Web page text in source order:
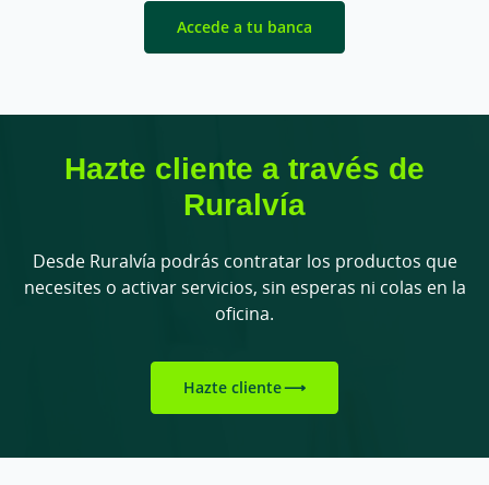
Accede a tu banca
Hazte cliente a través de
Ruralvía
Desde Ruralvía podrás contratar los productos que
necesites o activar servicios, sin esperas ni colas en la
oficina.
Hazte cliente